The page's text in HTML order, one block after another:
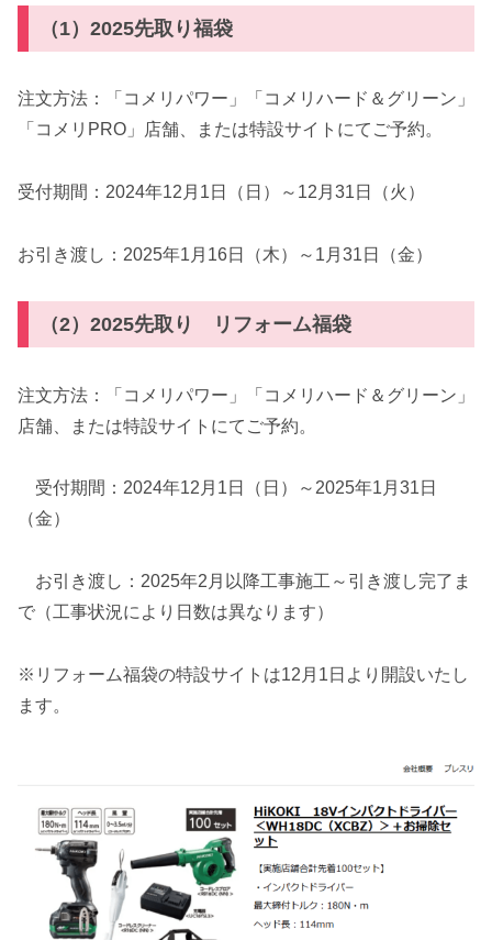
（1）2025先取り福袋
注文方法：「コメリパワー」「コメリハード＆グリーン」
「コメリPRO」店舗、または特設サイトにてご予約。
受付期間：2024年12月1日（日）～12月31日（火）
お引き渡し：2025年1月16日（木）～1月31日（金）
（2）2025先取り リフォーム福袋
注文方法：「コメリパワー」「コメリハード＆グリーン」
店舗、または特設サイトにてご予約。
受付期間：2024年12月1日（日）～2025年1月31日
（金）
お引き渡し：2025年2月以降工事施工～引き渡し完了ま
で（工事状況により日数は異なります）
※リフォーム福袋の特設サイトは12月1日より開設いたし
ます。